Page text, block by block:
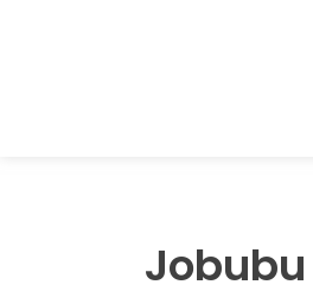
Jobubu